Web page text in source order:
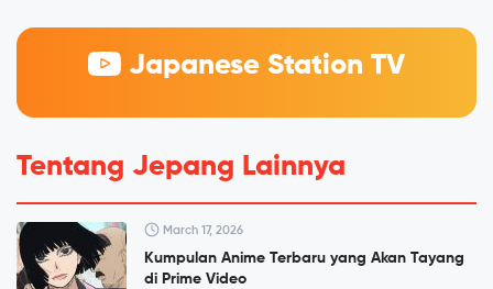
Japanese Station TV
Tentang Jepang Lainnya
March 17, 2026
Kumpulan Anime Terbaru yang Akan Tayang
di Prime Video